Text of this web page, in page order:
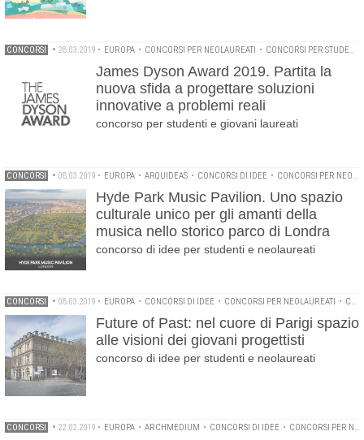
CONCORSI • 28.03.2019 • EUROPA • CONCORSI PER NEOLAUREATI • CONCORSI PER STUDENTI
James Dyson Award 2019. Partita la
nuova sfida a progettare soluzioni
innovative a problemi reali
concorso per studenti e giovani laureati
CONCORSI • 08.03.2019 • EUROPA • ARQUIDEAS • CONCORSI DI IDEE • CONCORSI PER NEOLAUREATI
Hyde Park Music Pavilion. Uno spazio
culturale unico per gli amanti della
musica nello storico parco di Londra
concorso di idee per studenti e neolaureati
CONCORSI • 08.03.2019 • EUROPA • CONCORSI DI IDEE • CONCORSI PER NEOLAUREATI • CONCORSI PER STUDENTI
Future of Past: nel cuore di Parigi spazio
alle visioni dei giovani progettisti
concorso di idee per studenti e neolaureati
CONCORSI • 22.02.2019 • EUROPA • ARCHMEDIUM • CONCORSI DI IDEE • CONCORSI PER NEOLAUREATI